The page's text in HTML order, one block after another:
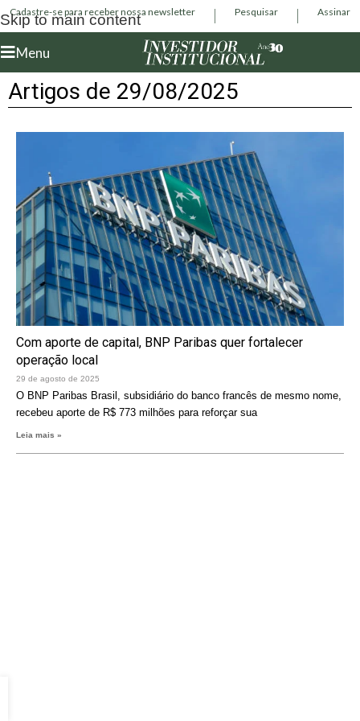
Skip to main content
Cadastre-se para receber nossa newsletter Pesquisar Assinar
Menu
Artigos de 29/08/2025
Com aporte de capital, BNP Paribas quer fortalecer
operação local
29 de agosto de 2025
O BNP Paribas Brasil, subsidiário do banco francês de mesmo nome,
recebeu aporte de R$ 773 milhões para reforçar sua
Leia mais »